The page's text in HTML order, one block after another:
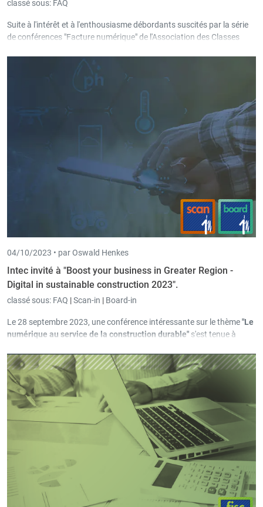
classé sous: FAQ
Suite à l'intérêt et à l'enthousiasme débordants suscités par la série
de conférences "Facture numérique" de l'Association des Classes
la manifestation "Envoi de factures numériques : 'e-facture' - Efficace
et conforme à la loi".
04/10/2023 • par Oswald Henkes
Intec invité à "Boost your business in Greater Region -
Digital in sustainable construction 2023".
classé sous: FAQ |Scan-in | Board-in
Le 28 septembre 2023, une conférence intéressante sur le thème"Le
numérique au service de la construction durable" s'est tenue à
cette conférence, Oswald Henkes, directeur général d'Intec, a
apporté son expertise et faisait partie d'un groupe d'experts qui a
discuté intensément des nombreuses possibilités offertes par la
numérisation dans le domaine administratif.